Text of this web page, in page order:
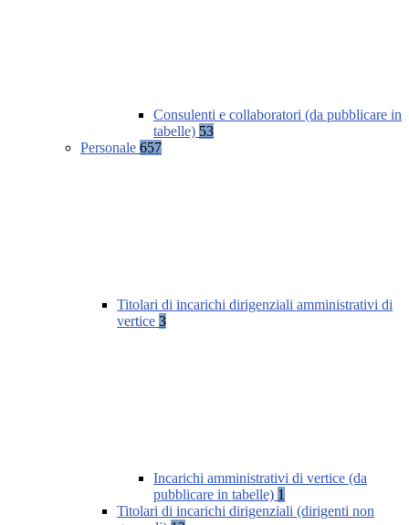
Consulenti e collaboratori (da pubblicare in
tabelle) 53
Personale 657
Titolari di incarichi dirigenziali amministrativi di
vertice 3
Incarichi amministrativi di vertice (da
pubblicare in tabelle) 1
Titolari di incarichi dirigenziali (dirigenti non